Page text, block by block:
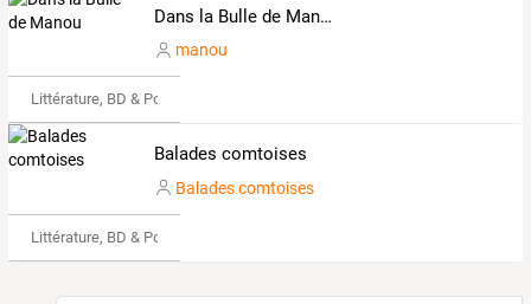
Dans la Bulle de Manou
manou
Littérature, BD & Poésie
Balades comtoises
Balades comtoises
Littérature, BD & Poésie